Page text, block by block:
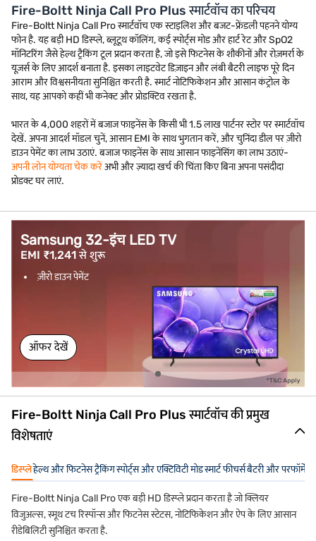
Fire-Boltt Ninja Call Pro Plus स्मार्टवॉच का परिचय
Fire-Boltt Ninja Call Pro स्मार्टवॉच एक स्टाइलिश और बजट-फ्रेंडली पहनने योग्य
फोन है. यह बड़ी HD डिस्प्ले, ब्लूटूथ कॉलिंग, कई स्पोर्ट्स मोड और हार्ट रेट और SpO2
मॉनिटरिंग जैसे हेल्थ ट्रैकिंग टूल प्रदान करता है, जो इसे फिटनेस के शौकीनों और रोज़मर्रा के
यूज़र्स के लिए आदर्श बनाता है. इसका लाइटवेट डिज़ाइन और लंबी बैटरी लाइफ पूरे दिन
आराम और विश्वसनीयता सुनिश्चित करती है. स्मार्ट नोटिफिकेशन और आसान कंट्रोल के
साथ, यह आपको कहीं भी कनेक्ट और प्रोडक्टिव रखता है.
भारत के 4,000 शहरों में बजाज फाइनेंस के किसी भी 1.5 लाख पार्टनर स्टोर पर स्मार्टवॉच
देखें. अपना आदर्श मॉडल चुनें, आसान EMI के साथ भुगतान करें, और चुनिंदा डील पर ज़ीरो
डाउन पेमेंट का लाभ उठाएं. बजाज फाइनेंस के साथ आसान फाइनेंसिंग का लाभ उठाएं-
अपनी लोन योग्यता चेक करेंअभी और ज़्यादा खर्च की चिंता किए बिना अपना पसंदीदा
प्रोडक्ट घर लाएं.
Samsung 32-इंच LED TV
EMI ₹1,241 से शुरू
ज़ीरो डाउन पेमेंट
ऑफर देखें
Fire-Boltt Ninja Call Pro Plus स्मार्टवॉच की प्रमुख
विशेषताएं
डिस्प्लेहेल्थ और फिटनेस ट्रैकिंगस्पोर्ट्स और एक्टिविटी मोडस्मार्ट फीचर्सबैटरी और परफॉर्मेंस
Fire-Boltt Ninja Call Pro एक बड़ी HD डिस्प्ले प्रदान करता है जो क्लियर
विजुअल्स, स्मूथ टच रिस्पॉन्स और फिटनेस स्टेटस, नोटिफिकेशन और ऐप के लिए आसान
रीडेबिलिटी सुनिश्चित करता है.